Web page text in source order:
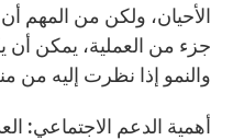
الأحيان، ولكن من المهم
جزء من العملية، يمكن أن
والنمو إذا نظرت إليه من
أهمية الدعم الاجتماعي: